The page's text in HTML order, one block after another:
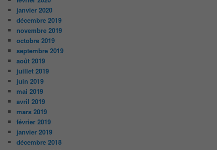
janvier 2020
décembre 2019
novembre 2019
octobre 2019
septembre 2019
août 2019
juillet 2019
juin 2019
mai 2019
avril 2019
mars 2019
février 2019
janvier 2019
décembre 2018